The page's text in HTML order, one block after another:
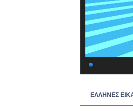
ΕΛΛΗΝΕΣ